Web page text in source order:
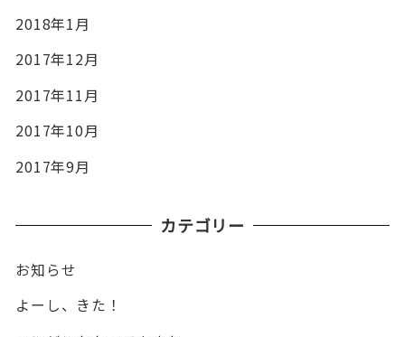
2018年1月
2017年12月
2017年11月
2017年10月
2017年9月
カテゴリー
お知らせ
よーし、きた！